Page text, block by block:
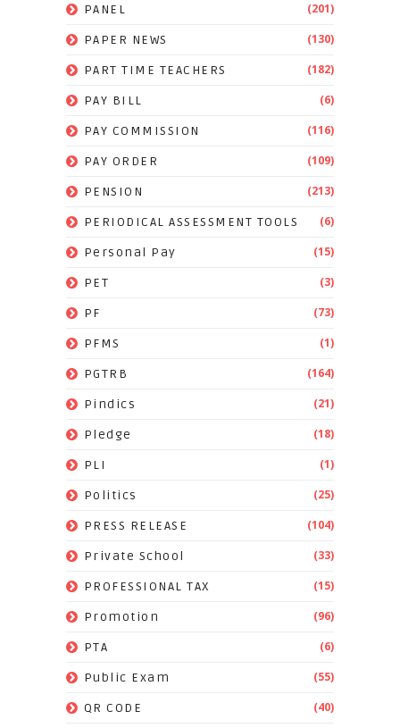
PANEL (201)
PAPER NEWS (130)
PART TIME TEACHERS (182)
PAY BILL (6)
PAY COMMISSION (116)
PAY ORDER (109)
PENSION (213)
PERIODICAL ASSESSMENT TOOLS (6)
Personal Pay (15)
PET (3)
PF (73)
PFMS (1)
PGTRB (164)
Pindics (21)
Pledge (18)
PLI (1)
Politics (25)
PRESS RELEASE (104)
Private School (33)
PROFESSIONAL TAX (15)
Promotion (96)
PTA (6)
Public Exam (55)
QR CODE (40)